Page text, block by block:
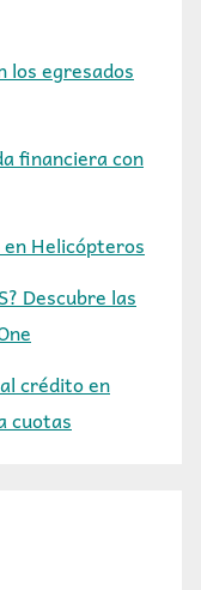
los egresados
financiera con
Helicópteros
Descubre las
crédito en
cuotas